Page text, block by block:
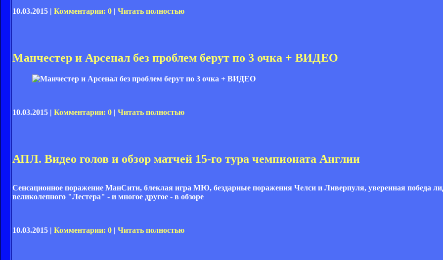
10.03.2015 | Комментарии: 0 | Читать полностью
Манчестер и Арсенал без проблем берут по 3 очка + ВИДЕО
10.03.2015 | Комментарии: 0 | Читать полностью
АПЛ. Видео голов и обзор матчей 15-го тура чемпионата Англии
Сенсационное поражение МанСити, блеклая игра МЮ, бездарные поражения Челси и Ливерпуля, уверенная победа
великолепного "Лестера" - и многое другое - в обзоре
10.03.2015 | Комментарии: 0 | Читать полностью